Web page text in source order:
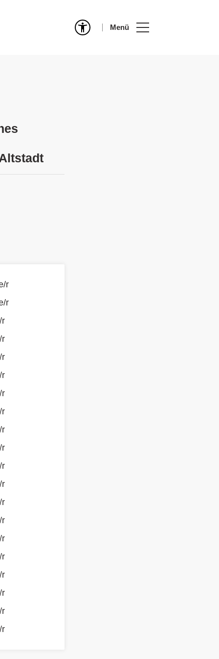
Menü
r
r
r
r
r
r
r
r
r
r
r
r
r
r
r
r
r
r
r
r